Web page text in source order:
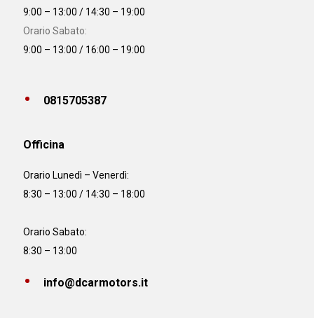
9:00 – 13:00 / 14:30 – 19:00
Orario Sabato:
9:00 – 13:00 / 16:00 – 19:00
0815705387
Officina
Orario Lunedì – Venerdì:
8:30 – 13:00 / 14:30 – 18:00
Orario Sabato:
8:30 – 13:00
info@dcarmotors.it